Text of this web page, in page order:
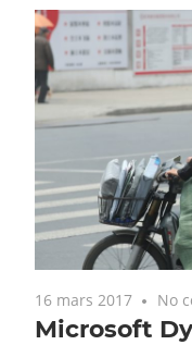
16 mars 2017 No
Microsoft